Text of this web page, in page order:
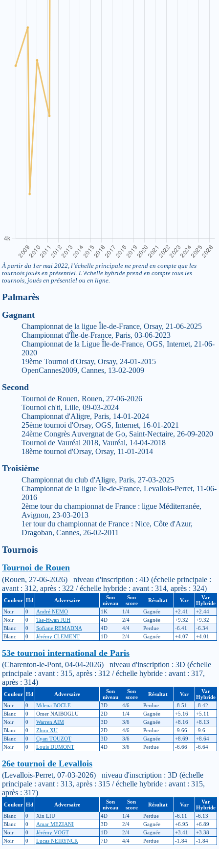
À partir du 1er mai 2022, l’échelle principale ne prend en compte que les
tournois joués en présentiel. L’échelle hybride prend en compte tous les
tournois, joués en présentiel ou en ligne.
Palmarès
Gagnant
Championnat de la ligue Île-de-France, Orsay, 21-06-2025
Championnat d'Île-de-France, Paris, 03-06-2023
Championnat de la Ligue Île-de-France, OGS, Internet, 21-06-
2020
19ème Tournoi d'Orsay, Orsay, 24-01-2015
OpenCannes2009, Cannes, 13-02-2009
Second
Tournoi de Rouen, Rouen, 27-06-2026
Tournoi ch'ti, Lille, 09-03-2024
Championnat d'Aligre, Paris, 14-01-2024
25ème tournoi d'Orsay, OGS, Internet, 16-01-2021
24ème Congrès Auvergnat de Go, Saint-Nectaire, 26-09-2020
Tournoi de Vauréal 2018, Vauréal, 14-04-2018
18ème tournoi d'Orsay, Orsay, 11-01-2014
Troisième
Championnat du club d'Aligre, Paris, 27-03-2025
Championnat de la ligue Île-de-France, Levallois-Perret, 11-06-
2016
2ème tour du championnat de France : ligue Méditerranée,
Avignon, 23-03-2013
1er tour du championnat de France : Nice, Côte d'Azur,
Dragoban, Cannes, 26-02-2011
Tournois
Tournoi de Rouen
(Rouen, 27-06-2026) niveau d'inscription : 4D (échelle principale :
avant : 312, après : 322 / échelle hybride : avant : 314, après : 324)
Couleur Hd Adversaire
Son
niveau
Son
score
Résultat Var
Var
Hybride
Noir
0 André NEMO 1K 1/4 Gagnée +2.41
+2.44
Noir
0 Tae-Hwan JUH 4D 2/4 Gagnée +9.32
+9.32
Blanc
0 Sofiane REMADNA 4D 4/4 Perdue -6.41
-6.34
Blanc
0 Jérémy CLEMENT 1D 2/4 Gagnée +4.07 +4.01
53e tournoi international de Paris
(Charenton-le-Pont, 04-04-2026) niveau d'inscription : 3D (échelle
principale : avant : 315, après : 312 / échelle hybride : avant : 317,
après : 314)
Couleur Hd Adversaire
Son
niveau
Son
score
Résultat Var
Var
Hybride
Noir
0 Milena BOCLE 3D 4/6 Perdue -8.51
-8.42
Blanc
0 Omer NAIBOGLU 2D 1/4 Gagnée +5.16
+5.11
Noir
0 Warren AIM 3D 3/6 Gagnée +8.16
+8.13
Blanc
0 Zhou XU 2D 4/6 Perdue -9.66
-9.6
Blanc
0 Cyan TOUZOT 3D 3/6 Gagnée +8.69
+8.64
Noir
0 Louis DUMONT 4D 3/6 Perdue -6.66 -6.64
26e tournoi de Levallois
(Levallois-Perret, 07-03-2026) niveau d'inscription : 3D (échelle
principale : avant : 313, après : 315 / échelle hybride : avant : 315,
après : 317)
Couleur Hd Adversaire
Son
niveau
Son
score
Résultat Var
Var
Hybride
Blanc
0 Xin LIU 4D 1/4 Perdue -6.11
-6.13
Blanc
0 Amar MEZIANI 3D 2/4 Gagnée +6.95
+6.89
Noir
0 Jérémy VOGT 1D 2/4 Gagnée +3.41
+3.38
Noir
0 Lucas NEIRYNCK 7D 4/4 Perdue -1.84 -1.84